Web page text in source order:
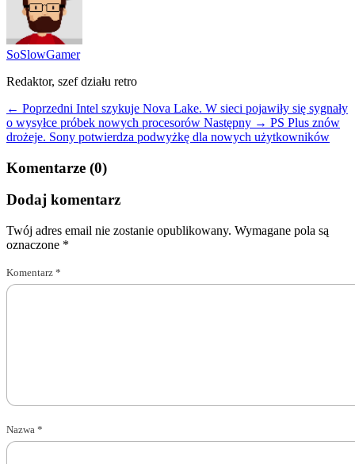
SoSlowGamer
Redaktor, szef działu retro
← Poprzedni Intel szykuje Nova Lake. W sieci pojawiły się sygnały
o wysyłce próbek nowych procesorów Następny → PS Plus znów
drożeje. Sony potwierdza podwyżkę dla nowych użytkowników
Komentarze (0)
Dodaj komentarz
Twój adres email nie zostanie opublikowany. Wymagane pola są
oznaczone *
Komentarz *
Nazwa *